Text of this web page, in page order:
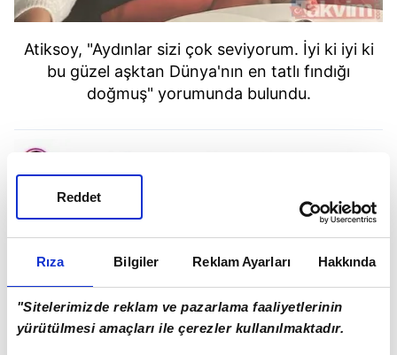
Rıza Bilgiler Reklam Ayarları Hakkında
"Sitelerimizde reklam ve pazarlama faaliyetlerinin
yürütülmesi amaçları ile çerezler kullanılmaktadır.
Reddet
Atiksoy, "Aydınlar sizi çok seviyorum. İyi ki iyi ki
bu güzel aşktan Dünya'nın en tatlı fındığı
doğmuş" yorumunda bulundu.